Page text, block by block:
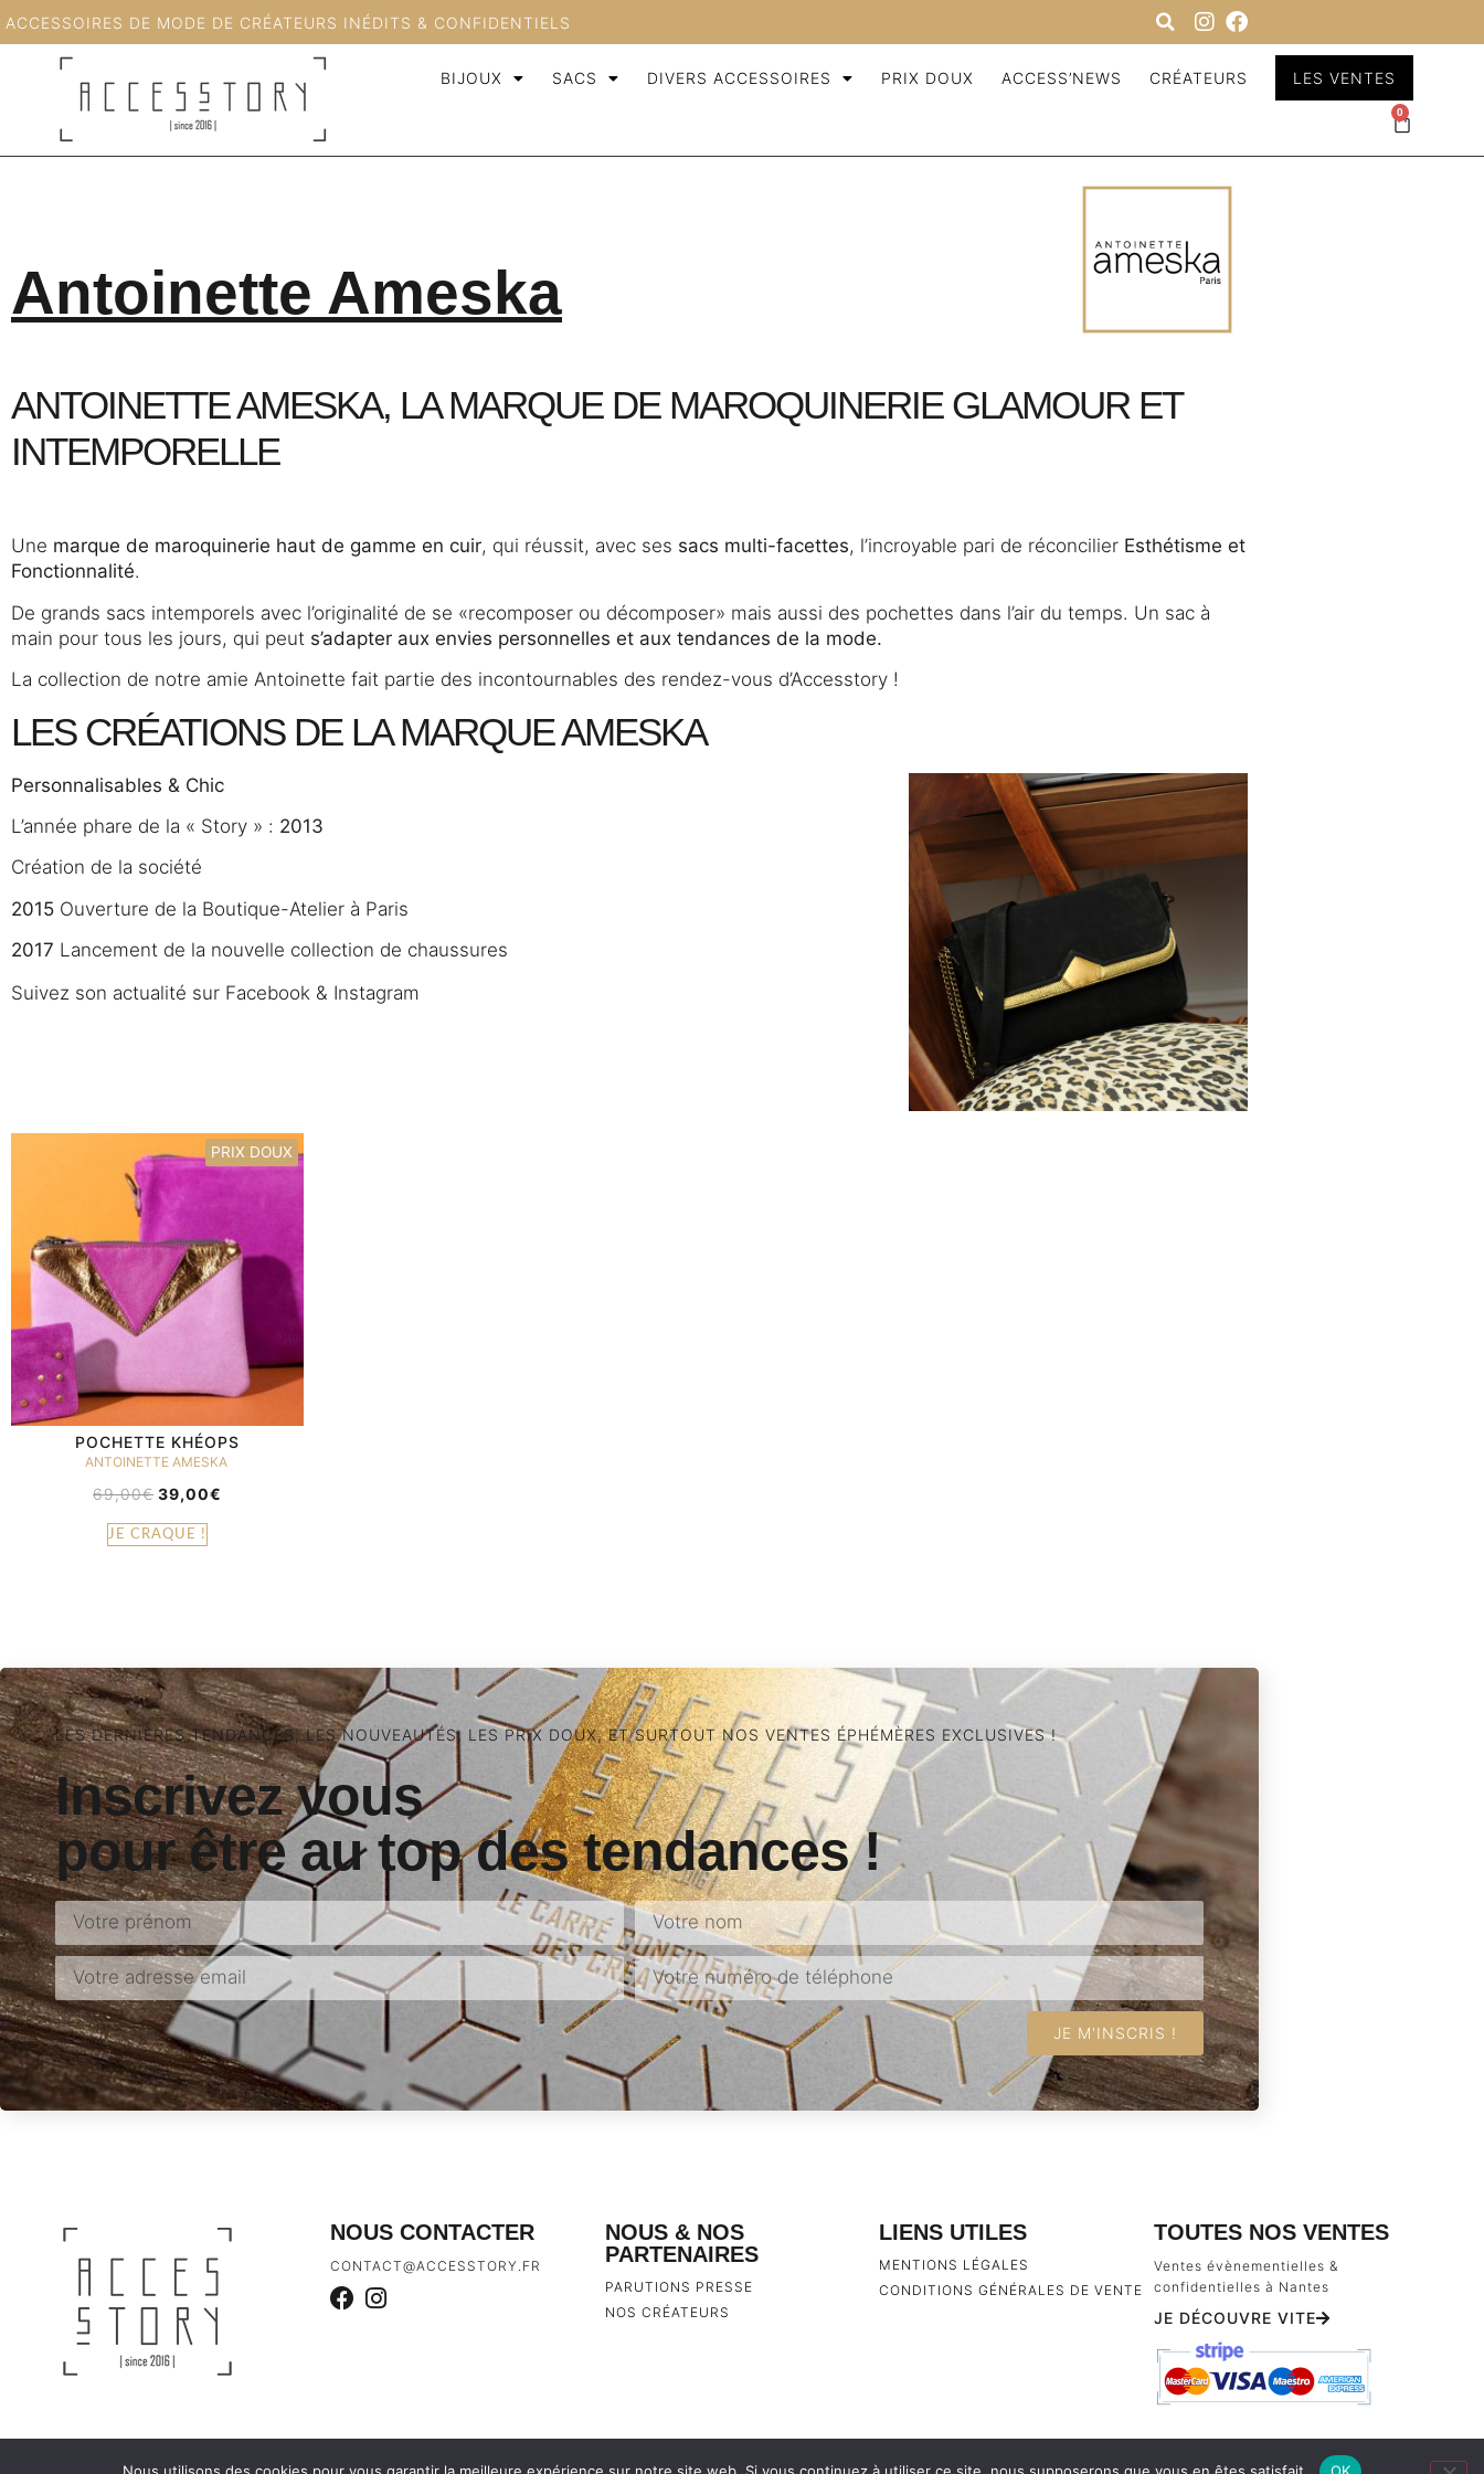
ACCESSOIRES DE MODE DE CRÉATEURS INÉDITS & CONFIDENTIELS
BIJOUX SACS DIVERS ACCESSOIRES PRIX DOUX ACCESS’NEWS CRÉATEURS LES VENTES
0
Antoinette Ameska
ANTOINETTE AMESKA, LA MARQUE DE MAROQUINERIE GLAMOUR ET
INTEMPORELLE
Une marque de maroquinerie haut de gamme en cuir, qui réussit, avec ses sacs multi-facettes, l’incroyable pari de réconcilier Esthétisme et
Fonctionnalité.
De grands sacs intemporels avec l’originalité de se «recomposer ou décomposer» mais aussi des pochettes dans l’air du temps. Un sac à
main pour tous les jours, qui peut s’adapter aux envies personnelles et aux tendances de la mode.
La collection de notre amie Antoinette fait partie des incontournables des rendez-vous d’Accesstory !
LES CRÉATIONS DE LA MARQUE AMESKA
Personnalisables & Chic
L’année phare de la « Story » : 2013
Création de la société
2015 Ouverture de la Boutique-Atelier à Paris
2017 Lancement de la nouvelle collection de chaussures
Suivez son actualité sur Facebook & Instagram
PRIX DOUX
POCHETTE KHÉOPS
ANTOINETTE AMESKA
69,00€ 39,00€
JE CRAQUE !
LES DERNIÈRES TENDANCES, LES NOUVEAUTÉS, LES PRIX DOUX, ET SURTOUT NOS VENTES ÉPHÉMÈRES EXCLUSIVES !
Inscrivez vous
pour être au top des tendances !
JE M'INSCRIS !
NOUS CONTACTER
CONTACT@ACCESSTORY.FR
NOUS & NOS
PARTENAIRES
PARUTIONS PRESSE
NOS CRÉATEURS
LIENS UTILES
MENTIONS LÉGALES
CONDITIONS GÉNÉRALES DE VENTE
TOUTES NOS VENTES
Ventes évènementielles &
confidentielles à Nantes
JE DÉCOUVRE VITE